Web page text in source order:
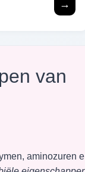
→
van
aminozuren